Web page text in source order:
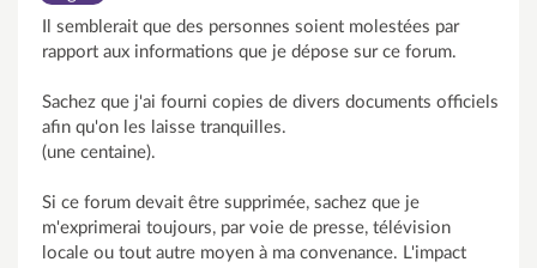
Il semblerait que des personnes soient molestées par
rapport aux informations que je dépose sur ce forum.
Sachez que j'ai fourni copies de divers documents officiels
afin qu'on les laisse tranquilles.
(une centaine).
Si ce forum devait être supprimée, sachez que je
m'exprimerai toujours, par voie de presse, télévision
locale ou tout autre moyen à ma convenance. L'impact